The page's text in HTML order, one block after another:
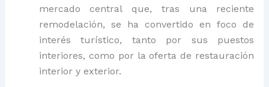
mercado central que, tras una reciente
remodelación, se ha convertido en foco de
interés turístico, tanto por sus puestos
interiores, como por la oferta de restauración
interior y exterior.